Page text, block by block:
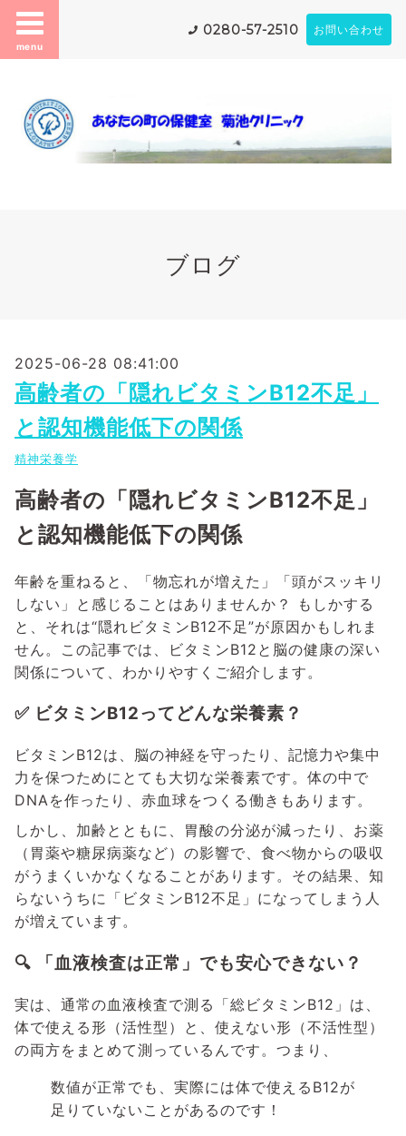
menu
0280-57-2510 お問い合わせ
ブログ
2025-06-28 08:41:00
高齢者の「隠れビタミンB12不足」
と認知機能低下の関係
精神栄養学
高齢者の「隠れビタミンB12不足」
と認知機能低下の関係
年齢を重ねると、「物忘れが増えた」「頭がスッキリ
しない」と感じることはありませんか？ もしかする
と、それは“隠れビタミンB12不足”が原因かもしれま
せん。この記事では、ビタミンB12と脳の健康の深い
関係について、わかりやすくご紹介します。
✅ ビタミンB12ってどんな栄養素？
ビタミンB12は、脳の神経を守ったり、記憶力や集中
力を保つためにとても大切な栄養素です。体の中で
DNAを作ったり、赤血球をつくる働きもあります。
しかし、加齢とともに、胃酸の分泌が減ったり、お薬
（胃薬や糖尿病薬など）の影響で、食べ物からの吸収
がうまくいかなくなることがあります。その結果、知
らないうちに「ビタミンB12不足」になってしまう人
が増えています。
🔍 「血液検査は正常」でも安心できない？
実は、通常の血液検査で測る「総ビタミンB12」は、
体で使える形（活性型）と、使えない形（不活性型）
の両方をまとめて測っているんです。つまり、
数値が正常でも、実際には体で使えるB12が
足りていないことがあるのです！